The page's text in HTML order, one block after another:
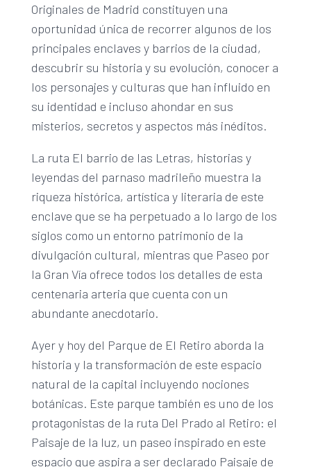
Originales de Madrid constituyen una
oportunidad única de recorrer algunos de los
principales enclaves y barrios de la ciudad,
descubrir su historia y su evolución, conocer a
los personajes y culturas que han influido en
su identidad e incluso ahondar en sus
misterios, secretos y aspectos más inéditos.
La ruta El barrio de las Letras, historias y
leyendas del parnaso madrileño muestra la
riqueza histórica, artística y literaria de este
enclave que se ha perpetuado a lo largo de los
siglos como un entorno patrimonio de la
divulgación cultural, mientras que Paseo por
la Gran Vía ofrece todos los detalles de esta
centenaria arteria que cuenta con un
abundante anecdotario.
Ayer y hoy del Parque de El Retiro aborda la
historia y la transformación de este espacio
natural de la capital incluyendo nociones
botánicas. Este parque también es uno de los
protagonistas de la ruta Del Prado al Retiro: el
Paisaje de la luz, un paseo inspirado en este
espacio que aspira a ser declarado Paisaje de